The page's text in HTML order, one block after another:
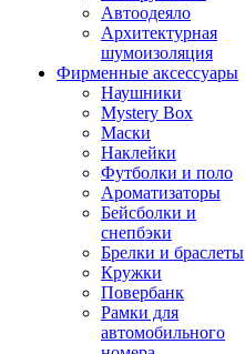
Автоодеяло
Архитектурная
шумоизоляция
Фирменные аксессуары
Наушники
Mystery Box
Маски
Наклейки
Футболки и поло
Ароматизаторы
Бейсболки и
снепбэки
Брелки и браслеты
Кружки
Повербанк
Рамки для
автомобильного